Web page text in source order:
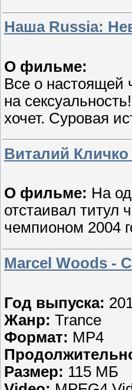
Наша Russia:
О фильме:
Все о настоящей
на
хочет. Суровая
Виталий Кличко
О фильме: На
отстаивал титул
чемпионом 2004
Marcel Woods -
Год выпуска:
Жанр: Trance
Формат: MP4
Размер: 115 МБ